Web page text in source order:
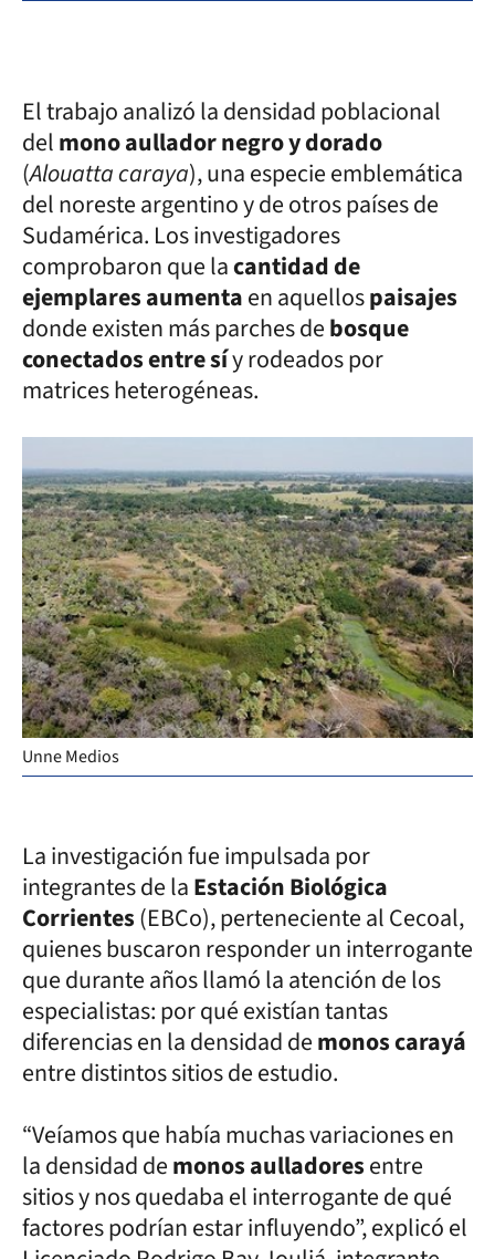
El trabajo analizó la densidad poblacional
delmono aullador negro y dorado
(Alouatta caraya), una especie emblemática
del noreste argentino y de otros países de
Sudamérica. Los investigadores
comprobaron que lacantidad de
ejemplaresaumentaen aquellospaisajes
donde existen más parches debosque
conectados entre síy rodeados por
matrices heterogéneas.
Unne Medios
La investigación fue impulsada por
integrantes de laEstación Biológica
Corrientes(EBCo), perteneciente al Cecoal,
quienes buscaron responder un interrogante
que durante años llamó la atención de los
especialistas: por qué existían tantas
diferencias en la densidad demonos carayá
entre distintos sitios de estudio.
“Veíamos que había muchas variaciones en
la densidad demonos aulladoresentre
sitios y nos quedaba el interrogante de qué
factores podrían estar influyendo”, explicó el